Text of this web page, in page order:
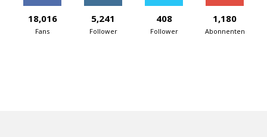
18,016
Fans
5,241
Follower
408
Follower
1,180
Abonnenten